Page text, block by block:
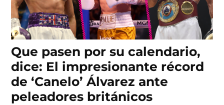
Que pasen por su calendario,
dice: El impresionante récord
de ‘Canelo’ Álvarez ante
peleadores británicos